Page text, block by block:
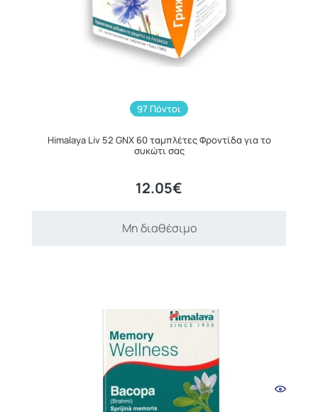
97 Πόντοι
Himalaya Liv 52 GNX 60 ταμπλέτες Φροντίδα για το
συκώτι σας
12.05€
Μη διαθέσιμο